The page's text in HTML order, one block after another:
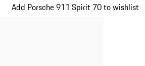
Add Porsche 911 Spirit 70 to wishlist